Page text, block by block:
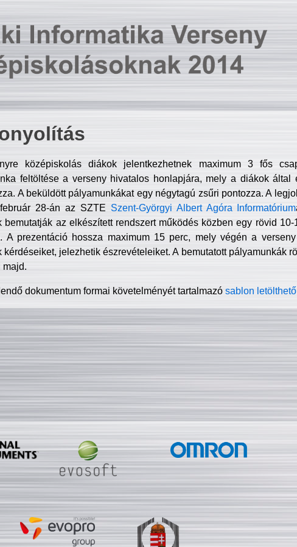
középiskolás diákok jelentkezhetnek maximum 3 fős
feltöltése a verseny hivatalos honlapjára, mely a diákok által
A beküldött pályamunkákat egy négytagú zsűri pontozza. A
28-án az SZTE Szent-Györgyi Albert Agóra Informatórium
bemutatják az elkészített rendszert működés közben egy rövid
A prezentáció hossza maximum 15 perc, mely végén a
kérdéseiket, jelezhetik észrevételeiket. A bemutatott pályamunkák
majd.
dokumentum formai követelményét tartalmazósablon